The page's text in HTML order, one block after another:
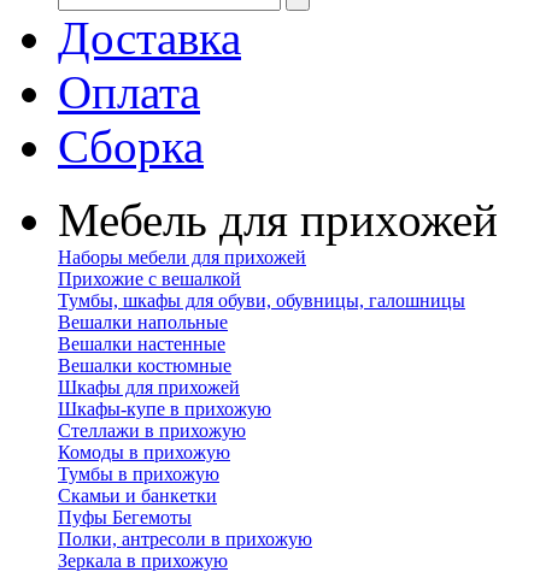
Доставка
Оплата
Сборка
Мебель для прихожей
Наборы мебели для прихожей
Прихожие с вешалкой
Тумбы, шкафы для обуви, обувницы, галошницы
Вешалки напольные
Вешалки настенные
Вешалки костюмные
Шкафы для прихожей
Шкафы-купе в прихожую
Стеллажи в прихожую
Комоды в прихожую
Тумбы в прихожую
Скамьи и банкетки
Пуфы Бегемоты
Полки, антресоли в прихожую
Зеркала в прихожую